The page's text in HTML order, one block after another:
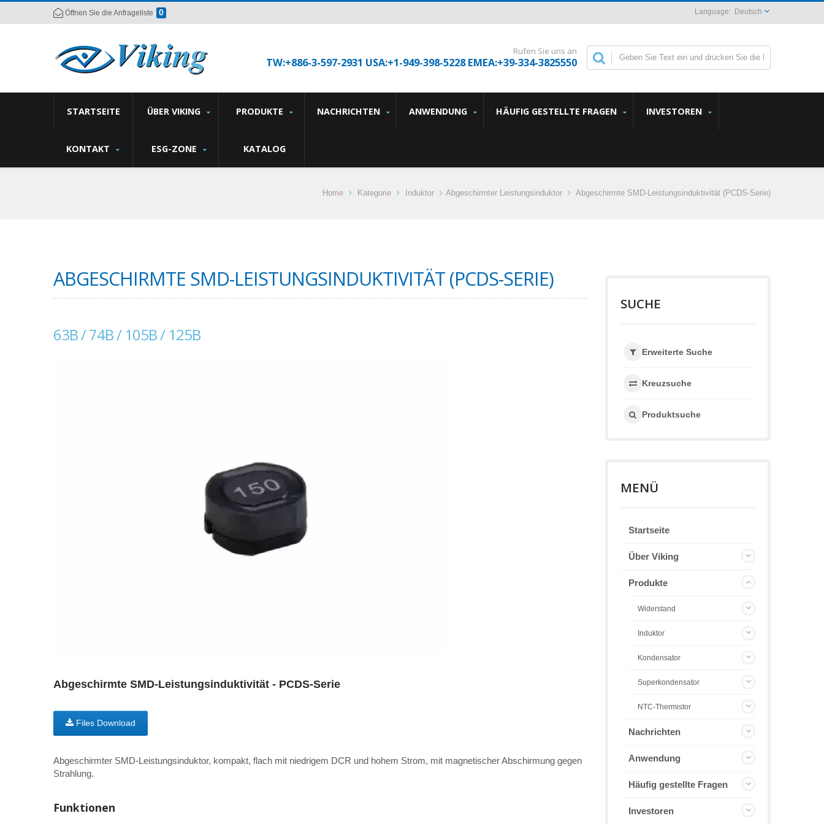
Öffnen Sie die Anfrageliste 0 Deutsch
Rufen Sie uns an
TW:+886-3-597-2931 USA:+1-949-398-5228 EMEA:+39-334-3825550
STARTSEITE ÜBER VIKING PRODUKTE NACHRICHTEN ANWENDUNG HÄUFIG GESTELLTE FRAGEN INVESTOREN
KONTAKT ESG-ZONE KATALOG
Home Kategorie Induktor Abgeschirmter Leistungsinduktor Abgeschirmte SMD-Leistungsinduktivität (PCDS-Serie)
ABGESCHIRMTE SMD-LEISTUNGSINDUKTIVITÄT (PCDS-SERIE)
63B / 74B / 105B / 125B
Abgeschirmte SMD-Leistungsinduktivität - PCDS-Serie
Files Download
Abgeschirmter SMD-Leistungsinduktor, kompakt, flach mit niedrigem DCR und hohem Strom, mit magnetischer Abschirmung gegen
Strahlung.
Funktionen
SUCHE
Erweiterte Suche
Kreuzsuche
Produktsuche
MENÜ
Startseite
Über Viking
Produkte
Widerstand
Induktor
Kondensator
Superkondensator
NTC-Thermistor
Nachrichten
Anwendung
Häufig gestellte Fragen
Investoren